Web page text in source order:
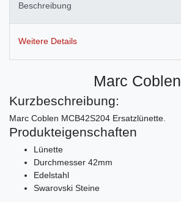
Beschreibung
Weitere Details
Marc Coblen
Kurzbeschreibung:
Marc Coblen MCB42S204 Ersatzlünette.
Produkteigenschaften
Lünette
Durchmesser 42mm
Edelstahl
Swarovski Steine